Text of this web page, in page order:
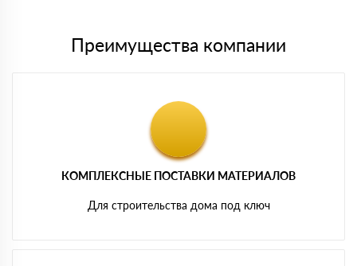
Преимущества компании
КОМПЛЕКСНЫЕ ПОСТАВКИ МАТЕРИАЛОВ
Для строительства дома под ключ